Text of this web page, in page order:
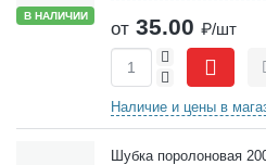
В НАЛИЧИИ
от 35.00 ₽/шт
-
+
Наличие и цены в
Шубка поролоновая